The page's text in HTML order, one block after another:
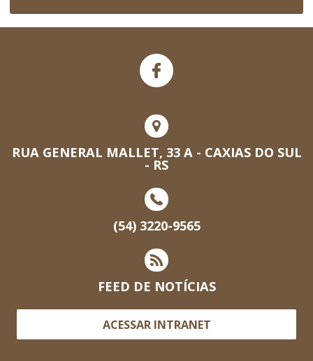
RUA GENERAL MALLET, 33 A - CAXIAS DO SUL
- RS
(54) 3220-9565
FEED DE NOTÍCIAS
ACESSAR INTRANET